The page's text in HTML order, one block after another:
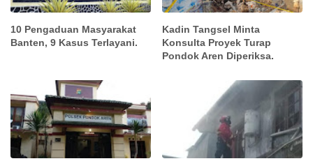
10 Pengaduan Masyarakat
Banten, 9 Kasus Terlayani.
Kadin Tangsel Minta
Konsulta Proyek Turap
Pondok Aren Diperiksa.